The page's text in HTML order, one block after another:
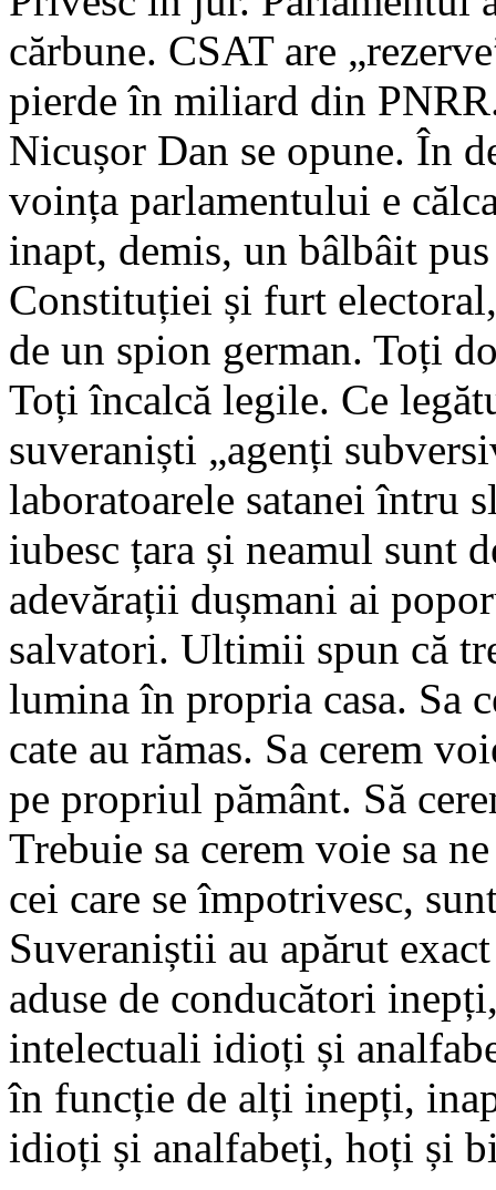
cărbune. CSAT are
pierde în miliard din
Nicușor Dan se opune. În
voința parlamentului e
inapt, demis, un bâlbâit
Constituției și furt
de un spion german. Toți
Toți încalcă legile. Ce
suveraniști „agenți
laboratoarele satanei întru
iubesc țara și neamul sunt
adevărații dușmani ai
salvatori. Ultimii spun că
lumina în propria casa. Sa
cate au rămas. Sa cerem
pe propriul pământ. Să
Trebuie sa cerem voie sa
cei care se împotrivesc,
Suveraniștii au apărut
aduse de conducători
intelectuali idioți și
în funcție de alți inepți,
idioți și analfabeți, hoți și